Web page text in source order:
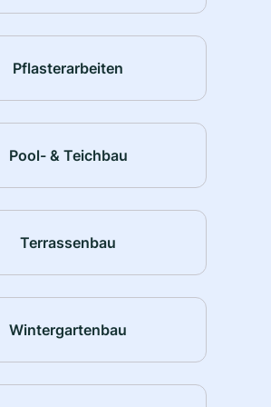
Pflasterarbeiten
Pool- & Teichbau
Terrassenbau
Wintergartenbau